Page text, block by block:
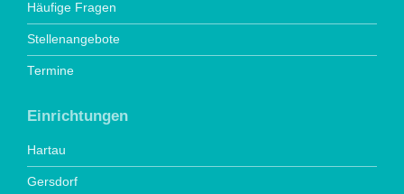
Häufige Fragen
Stellenangebote
Termine
Einrichtungen
Hartau
Gersdorf